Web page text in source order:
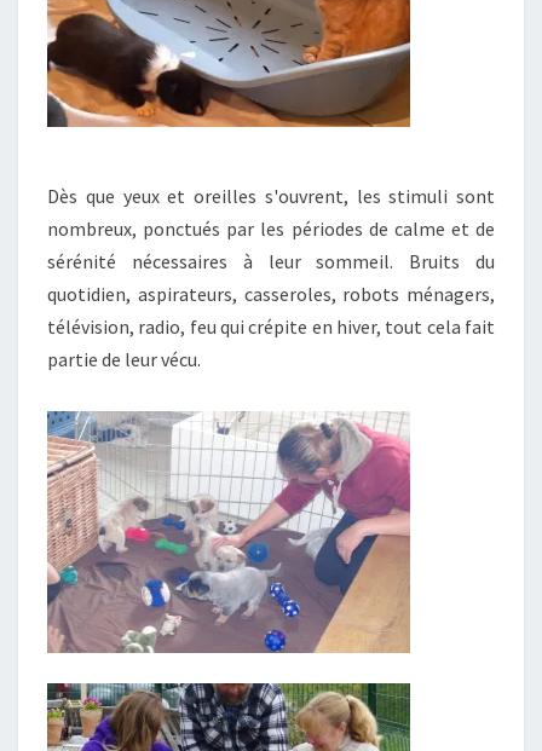
Dès que yeux et oreilles s'ouvrent, les stimuli sont
nombreux, ponctués par les périodes de calme et de
sérénité nécessaires à leur sommeil. Bruits du
quotidien, aspirateurs, casseroles, robots ménagers,
télévision, radio, feu qui crépite en hiver, tout cela fait
partie de leur vécu.